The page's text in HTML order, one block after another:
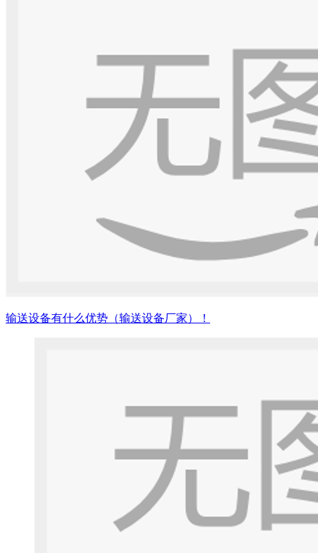
输送设备有什么优势（输送设备厂家）！